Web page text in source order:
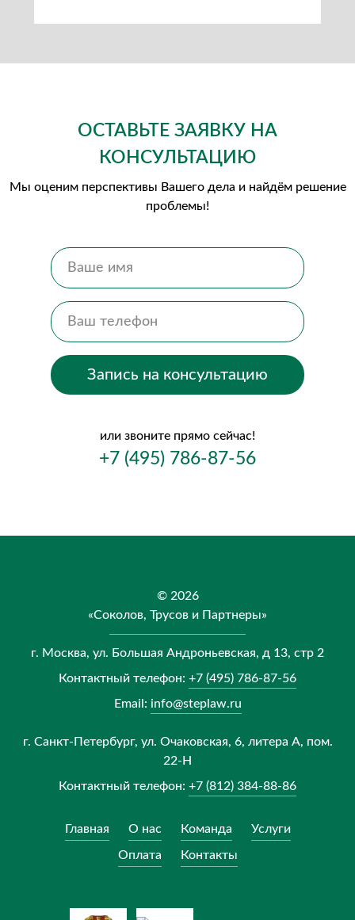
ОСТАВЬТЕ ЗАЯВКУ НА
КОНСУЛЬТАЦИЮ
Мы оценим перспективы Вашего дела и найдём решение
проблемы!
Запись на консультацию
или звоните прямо сейчас!
+7 (495) 786-87-56
© 2026
«Соколов, Трусов и Партнеры»
г. Москва, ул. Большая Андроньевская, д 13, стр 2
Контактный телефон: +7 (495) 786-87-56
Email: info@steplaw.ru
г. Санкт-Петербург, ул. Очаковская, 6, литера А, пом.
22-Н
Контактный телефон: +7 (812) 384-88-86
Главная О нас Команда Услуги
Оплата Контакты